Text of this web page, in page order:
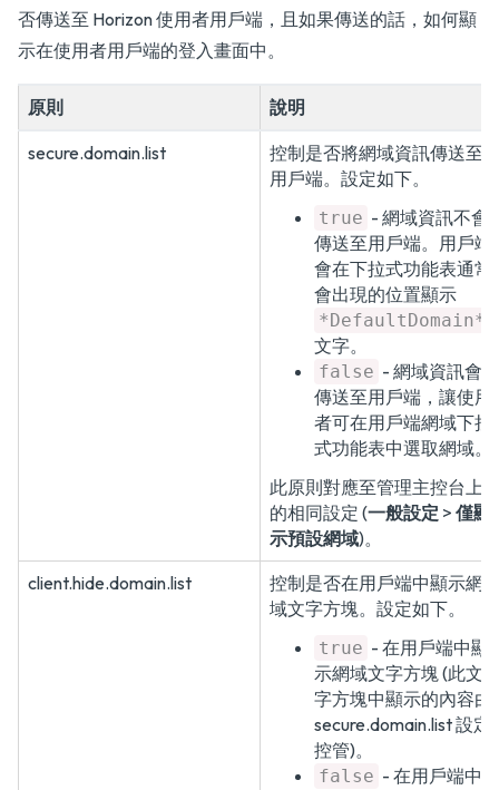
否傳送至 Horizon 使用者用戶端，且如果傳送的話，如何顯
示在使用者用戶端的登入畫面中。
原則 說明
secure.domain.list
控制是否將網域資訊傳送至
用戶端。設定如下。
true - 網域資訊不會
傳送至用戶端。用戶端
會在下拉式功能表通常
會出現的位置顯示
*DefaultDomain*
文字。
false - 網域資訊會
傳送至用戶端，讓使用
者可在用戶端網域下拉
式功能表中選取網域。
此原則對應至管理主控台上
的相同設定 (一般設定 > 僅顯
示預設網域)。
client.hide.domain.list
控制是否在用戶端中顯示網
域文字方塊。設定如下。
true - 在用戶端中顯
示網域文字方塊 (此文
字方塊中顯示的內容由
secure.domain.list 設定
控管)。
false - 在用戶端中